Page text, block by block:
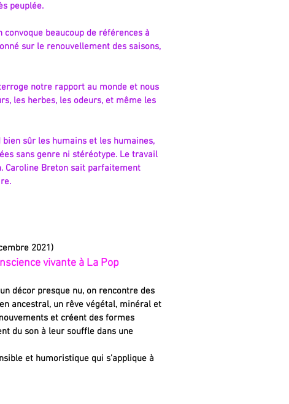
peuplée.
convoque beaucoup de références à
sur le renouvellement des saisons,
notre rapport au monde et nous
les herbes, les odeurs, et même les
sûr les humains et les humaines,
sans genre ni stéréotype. Le travail
Caroline Breton sait parfaitement
2021)
vivante à La Pop
décor presque nu, on rencontre des
ancestral, un rêve végétal, minéral et
et créent des formes
du son à leur souffle dans une
et humoristique qui s'applique à